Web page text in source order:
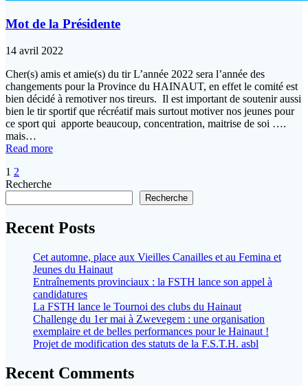
Mot de la Présidente
14 avril 2022
Cher(s) amis et amie(s) du tir L’année 2022 sera l’année des
changements pour la Province du HAINAUT, en effet le comité est
bien décidé à remotiver nos tireurs. Il est important de soutenir aussi
bien le tir sportif que récréatif mais surtout motiver nos jeunes pour
ce sport qui apporte beaucoup, concentration, maitrise de soi ….
mais…
Read more
Posts
navigation
Page
1 Page
2
Recherche
Recherche
Recent Posts
Cet automne, place aux Vieilles Canailles et au Femina et
Jeunes du Hainaut
Entraînements provinciaux : la FSTH lance son appel à
candidatures
La FSTH lance le Tournoi des clubs du Hainaut
Challenge du 1er mai à Zwevegem : une organisation
exemplaire et de belles performances pour le Hainaut !
Projet de modification des statuts de la F.S.T.H. asbl
Recent Comments